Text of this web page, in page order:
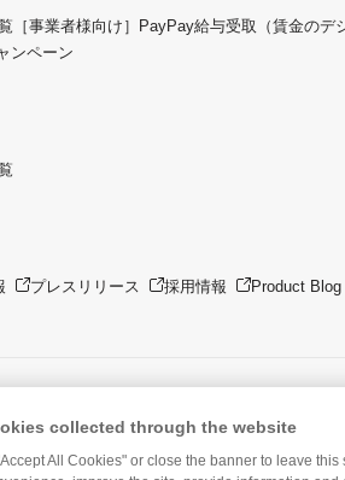
［事業者様向け］PayPay給与受取（賃金のデ
ンペーン
プレスリリース 採用情報 Product Blog
collected through the website
All Cookies" or close the banner to leave